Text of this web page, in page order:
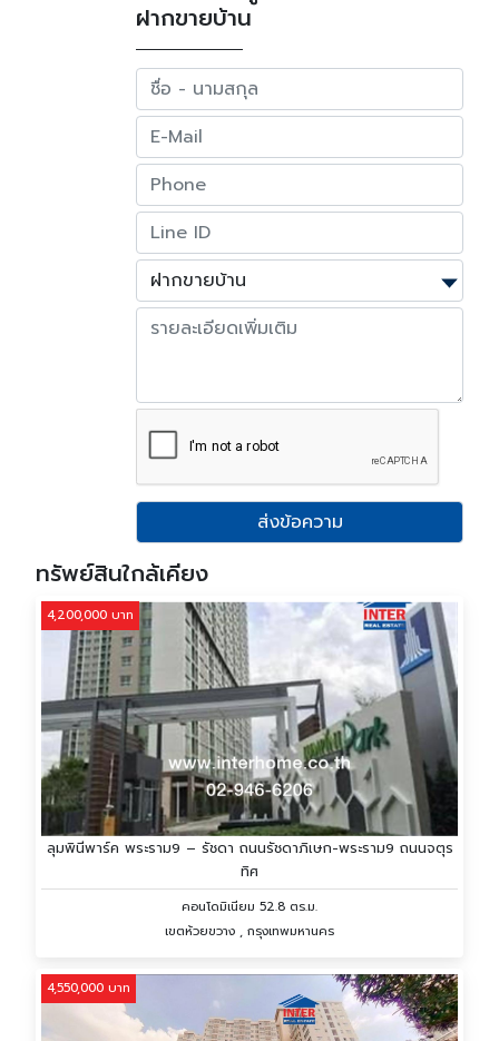
ฝากขายบ้าน
ส่งข้อความ
ทรัพย์สินใกล้เคียง
4,200,000 บาท
ลุมพินีพาร์ค พระราม9 – รัชดา ถนนรัชดาภิเษก-พระราม9 ถนนจตุร
ทิศ
คอนโดมิเนียม 52.8 ตร.ม.
เขตห้วยขวาง , กรุงเทพมหานคร
4,550,000 บาท